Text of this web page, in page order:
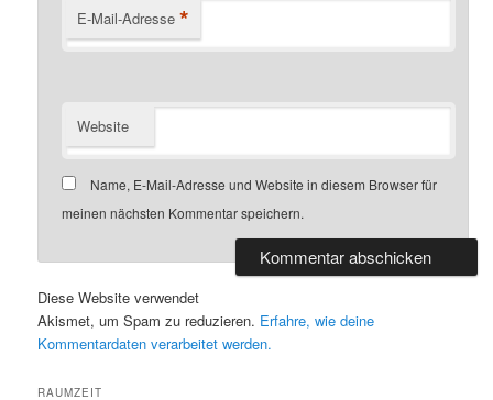
E-Mail-Adresse *
Website
Name, E-Mail-Adresse und Website in diesem Browser für
meinen nächsten Kommentar speichern.
Diese Website verwendet
Akismet, um Spam zu reduzieren. Erfahre, wie deine
Kommentardaten verarbeitet werden.
RAUMZEIT